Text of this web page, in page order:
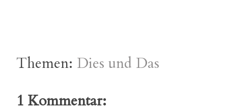
Themen: Dies und Das
1 Kommentar: